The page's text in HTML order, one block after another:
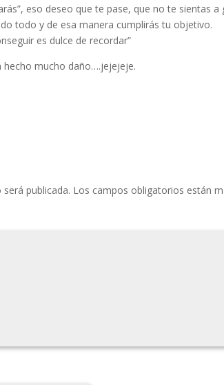
eso deseo que te pase, que no te sientas a
todo y de esa manera cumplirás tu objetivo.
es dulce de recordar”
hecho mucho daño….jejejeje.
publicada. Los campos obligatorios están